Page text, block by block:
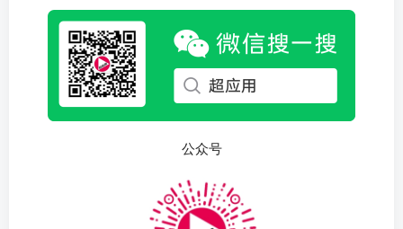
公众号